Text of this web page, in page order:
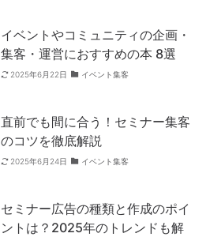
イベントやコミュニティの企画・
集客・運営におすすめの本 8選
2025年6月22日 イベント集客
直前でも間に合う！セミナー集客
のコツを徹底解説
2025年6月24日 イベント集客
セミナー広告の種類と作成のポイ
ントは？2025年のトレンドも解